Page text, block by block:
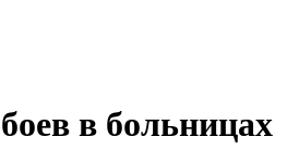
в больницах